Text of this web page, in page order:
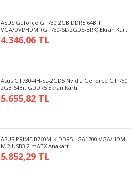
ASUS Geforce GT730 2GB DDR5 64BIT
VGA/DVI/HDMI (GT730-SL-2GD5-BRK) Ekran Kartı
4.346,06 TL
Asus GT730-4H-SL-2GD5 Nvidia GeForce GT 730
2GB 64Bit GDDR5 Ekran Kartı
5.655,82 TL
ASUS PRIME B760M-K DDR5 LGA1700 VGA/HDMI
M.2 USB3.2 mATX Anakart
5.852,29 TL